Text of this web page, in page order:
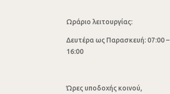
Ωράριο λειτουργίας:
Δευτέρα ως Παρασκευή: 07:00 –
16:00
Ώρες υποδοχής κοινού,